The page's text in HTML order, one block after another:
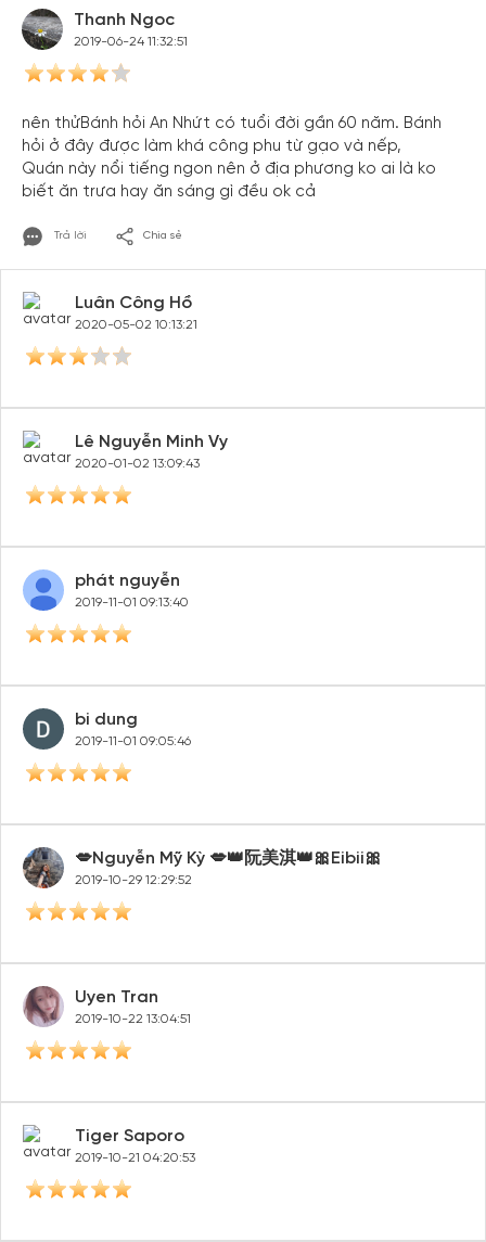
Thanh Ngoc
2019-06-24 11:32:51
nên thửBánh hỏi An Nhứt có tuổi đời gần 60 năm. Bánh
hỏi ở đây được làm khá công phu từ gạo và nếp,
Quán này nổi tiếng ngon nên ở địa phương ko ai là ko
biết ăn trưa hay ăn sáng gì đều ok cả
Trả lời Chia sẻ
Luân Công Hồ
2020-05-02 10:13:21
Lê Nguyễn Minh Vy
2020-01-02 13:09:43
phát nguyễn
2019-11-01 09:13:40
bi dung
2019-11-01 09:05:46
💋Nguyễn Mỹ Kỳ 💋👑阮美淇👑🎀Eibii🎀
2019-10-29 12:29:52
Uyen Tran
2019-10-22 13:04:51
Tiger Saporo
2019-10-21 04:20:53